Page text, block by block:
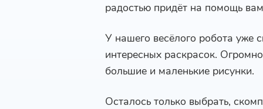
радостью придёт на помощь
У нашего весёлого робота уже
интересных раскрасок.
большие и маленькие рисунки.
Осталось только выбрать,